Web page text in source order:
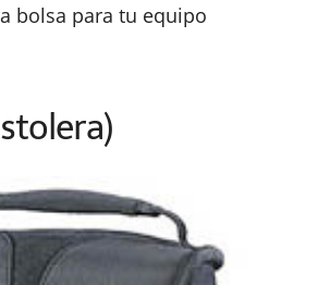
bolsa para tu equipo